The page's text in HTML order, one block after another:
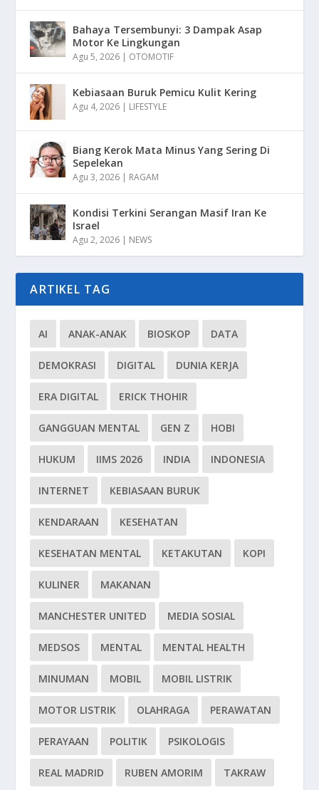
Bahaya Tersembunyi: 3 Dampak Asap
Motor Ke Lingkungan
Agu 5, 2026 | OTOMOTIF
Kebiasaan Buruk Pemicu Kulit Kering
Agu 4, 2026 | LIFESTYLE
Biang Kerok Mata Minus Yang Sering Di
Sepelekan
Agu 3, 2026 | RAGAM
Kondisi Terkini Serangan Masif Iran Ke
Israel
Agu 2, 2026 | NEWS
ARTIKEL TAG
AI ANAK-ANAK BIOSKOP DATA
DEMOKRASI DIGITAL DUNIA KERJA
ERA DIGITAL ERICK THOHIR
GANGGUAN MENTAL GEN Z HOBI
HUKUM IIMS 2026 INDIA INDONESIA
INTERNET KEBIASAAN BURUK
KENDARAAN KESEHATAN
KESEHATAN MENTAL KETAKUTAN KOPI
KULINER MAKANAN
MANCHESTER UNITED MEDIA SOSIAL
MEDSOS MENTAL MENTAL HEALTH
MINUMAN MOBIL MOBIL LISTRIK
MOTOR LISTRIK OLAHRAGA PERAWATAN
PERAYAAN POLITIK PSIKOLOGIS
REAL MADRID RUBEN AMORIM TAKRAW